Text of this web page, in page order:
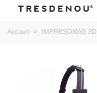
Accueil > IMPRESORAS 3D